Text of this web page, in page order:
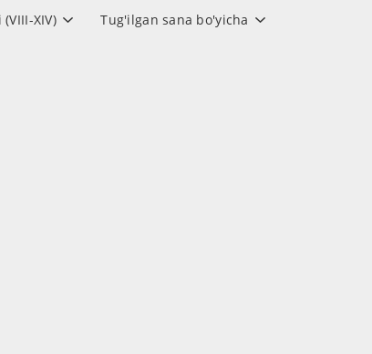
Tug'ilgan sana bo'yicha
XIV)